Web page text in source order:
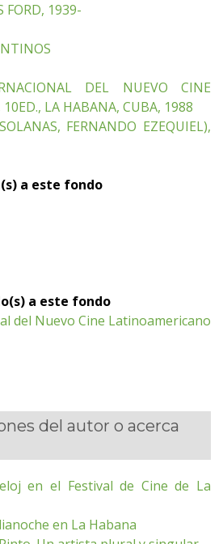
FORD, 1939-
DEL NUEVO CINE
LA HABANA, CUBA, 1988
FERNANDO EZEQUIEL),
a este fondo
a este fondo
del Nuevo Cine Latinoamericano
del autor o acerca
en el Festival de Cine de La
en La Habana